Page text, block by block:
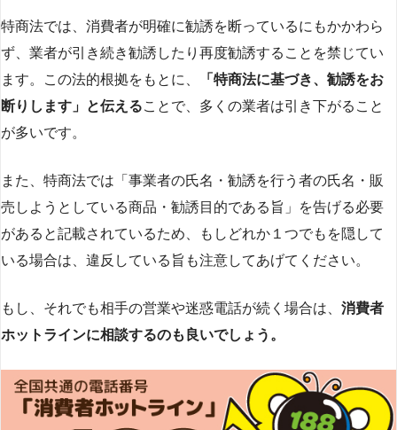
特商法では、消費者が明確に勧誘を断っているにもかかわら
ず、業者が引き続き勧誘したり再度勧誘することを禁じてい
ます。この法的根拠をもとに、
「特商法に基づき、勧誘をお
断りします」と伝えることで、多くの業者は引き下がること
が多いです​​。
また、特商法では「事業者の氏名・勧誘を行う者の氏名・販
売しようとしている商品・勧誘目的である旨」を告げる必要
があると記載されているため、もしどれか１つでもを隠して
いる場合は、違反している旨も注意してあげてください。
もし、それでも相手の営業や迷惑電話が続く場合は、 消費者
ホットラインに相談するのも良いでしょう。